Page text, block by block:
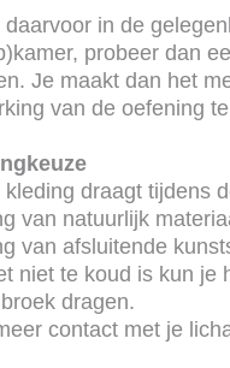
daarvoor in de
probeer dan
Je maakt dan het
van de oefening
kleding draagt tijdens
van natuurlijk
van afsluitende
niet te koud is kun je
dragen.
contact met je